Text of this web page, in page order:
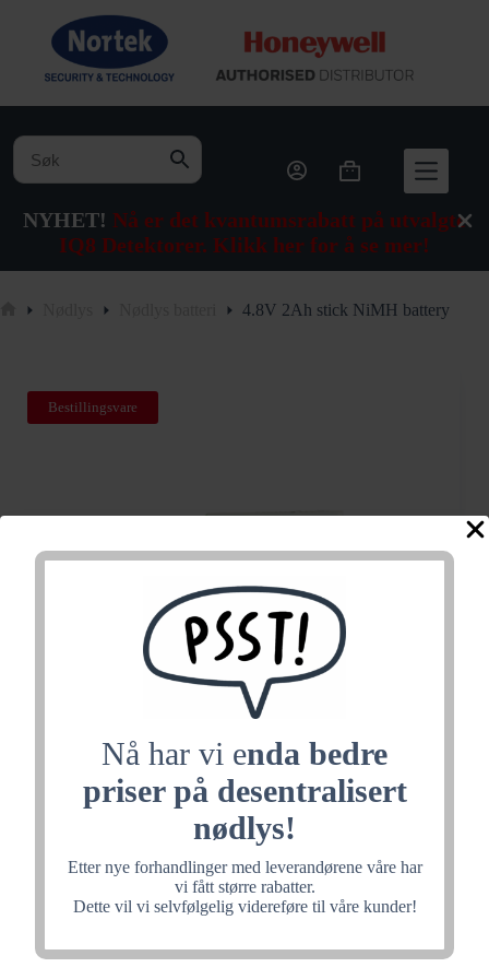
Nå har vi enda bedre
priser på desentralisert
nødlys!
Etter nye forhandlinger med leverandørene våre har
vi fått større rabatter.
Dette vil vi selvfølgelig videreføre til våre kunder!
NYHET! Nå er det kvantumsrabatt på utvalgte
IQ8 Detektorer. Klikk her for å se mer!
innholdet
Handlekurv
4.8V 2Ah stick NiMH battery
Bestillingsvare
4.8V 2Ah stick NiMH
battery